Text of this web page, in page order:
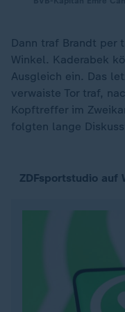
Dann traf Brandt per
Winkel. Kaderabek
Ausgleich ein. Das
verwaiste Tor traf,
Kopftreffer im
folgten lange
ZDFsportstudio auf